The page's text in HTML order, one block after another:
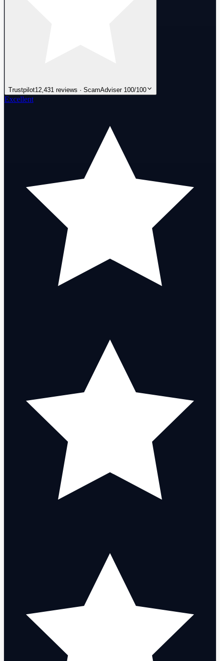
Trustpilot12,431 reviews · ScamAdviser 100/100
Excellent